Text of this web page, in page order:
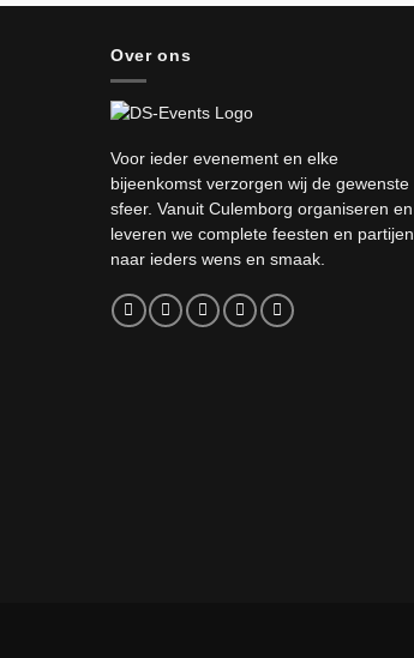
Over ons
Voor ieder evenement en elke
bijeenkomst verzorgen wij de gewenste
sfeer. Vanuit Culemborg organiseren en
leveren we complete feesten en partijen
naar ieders wens en smaak.